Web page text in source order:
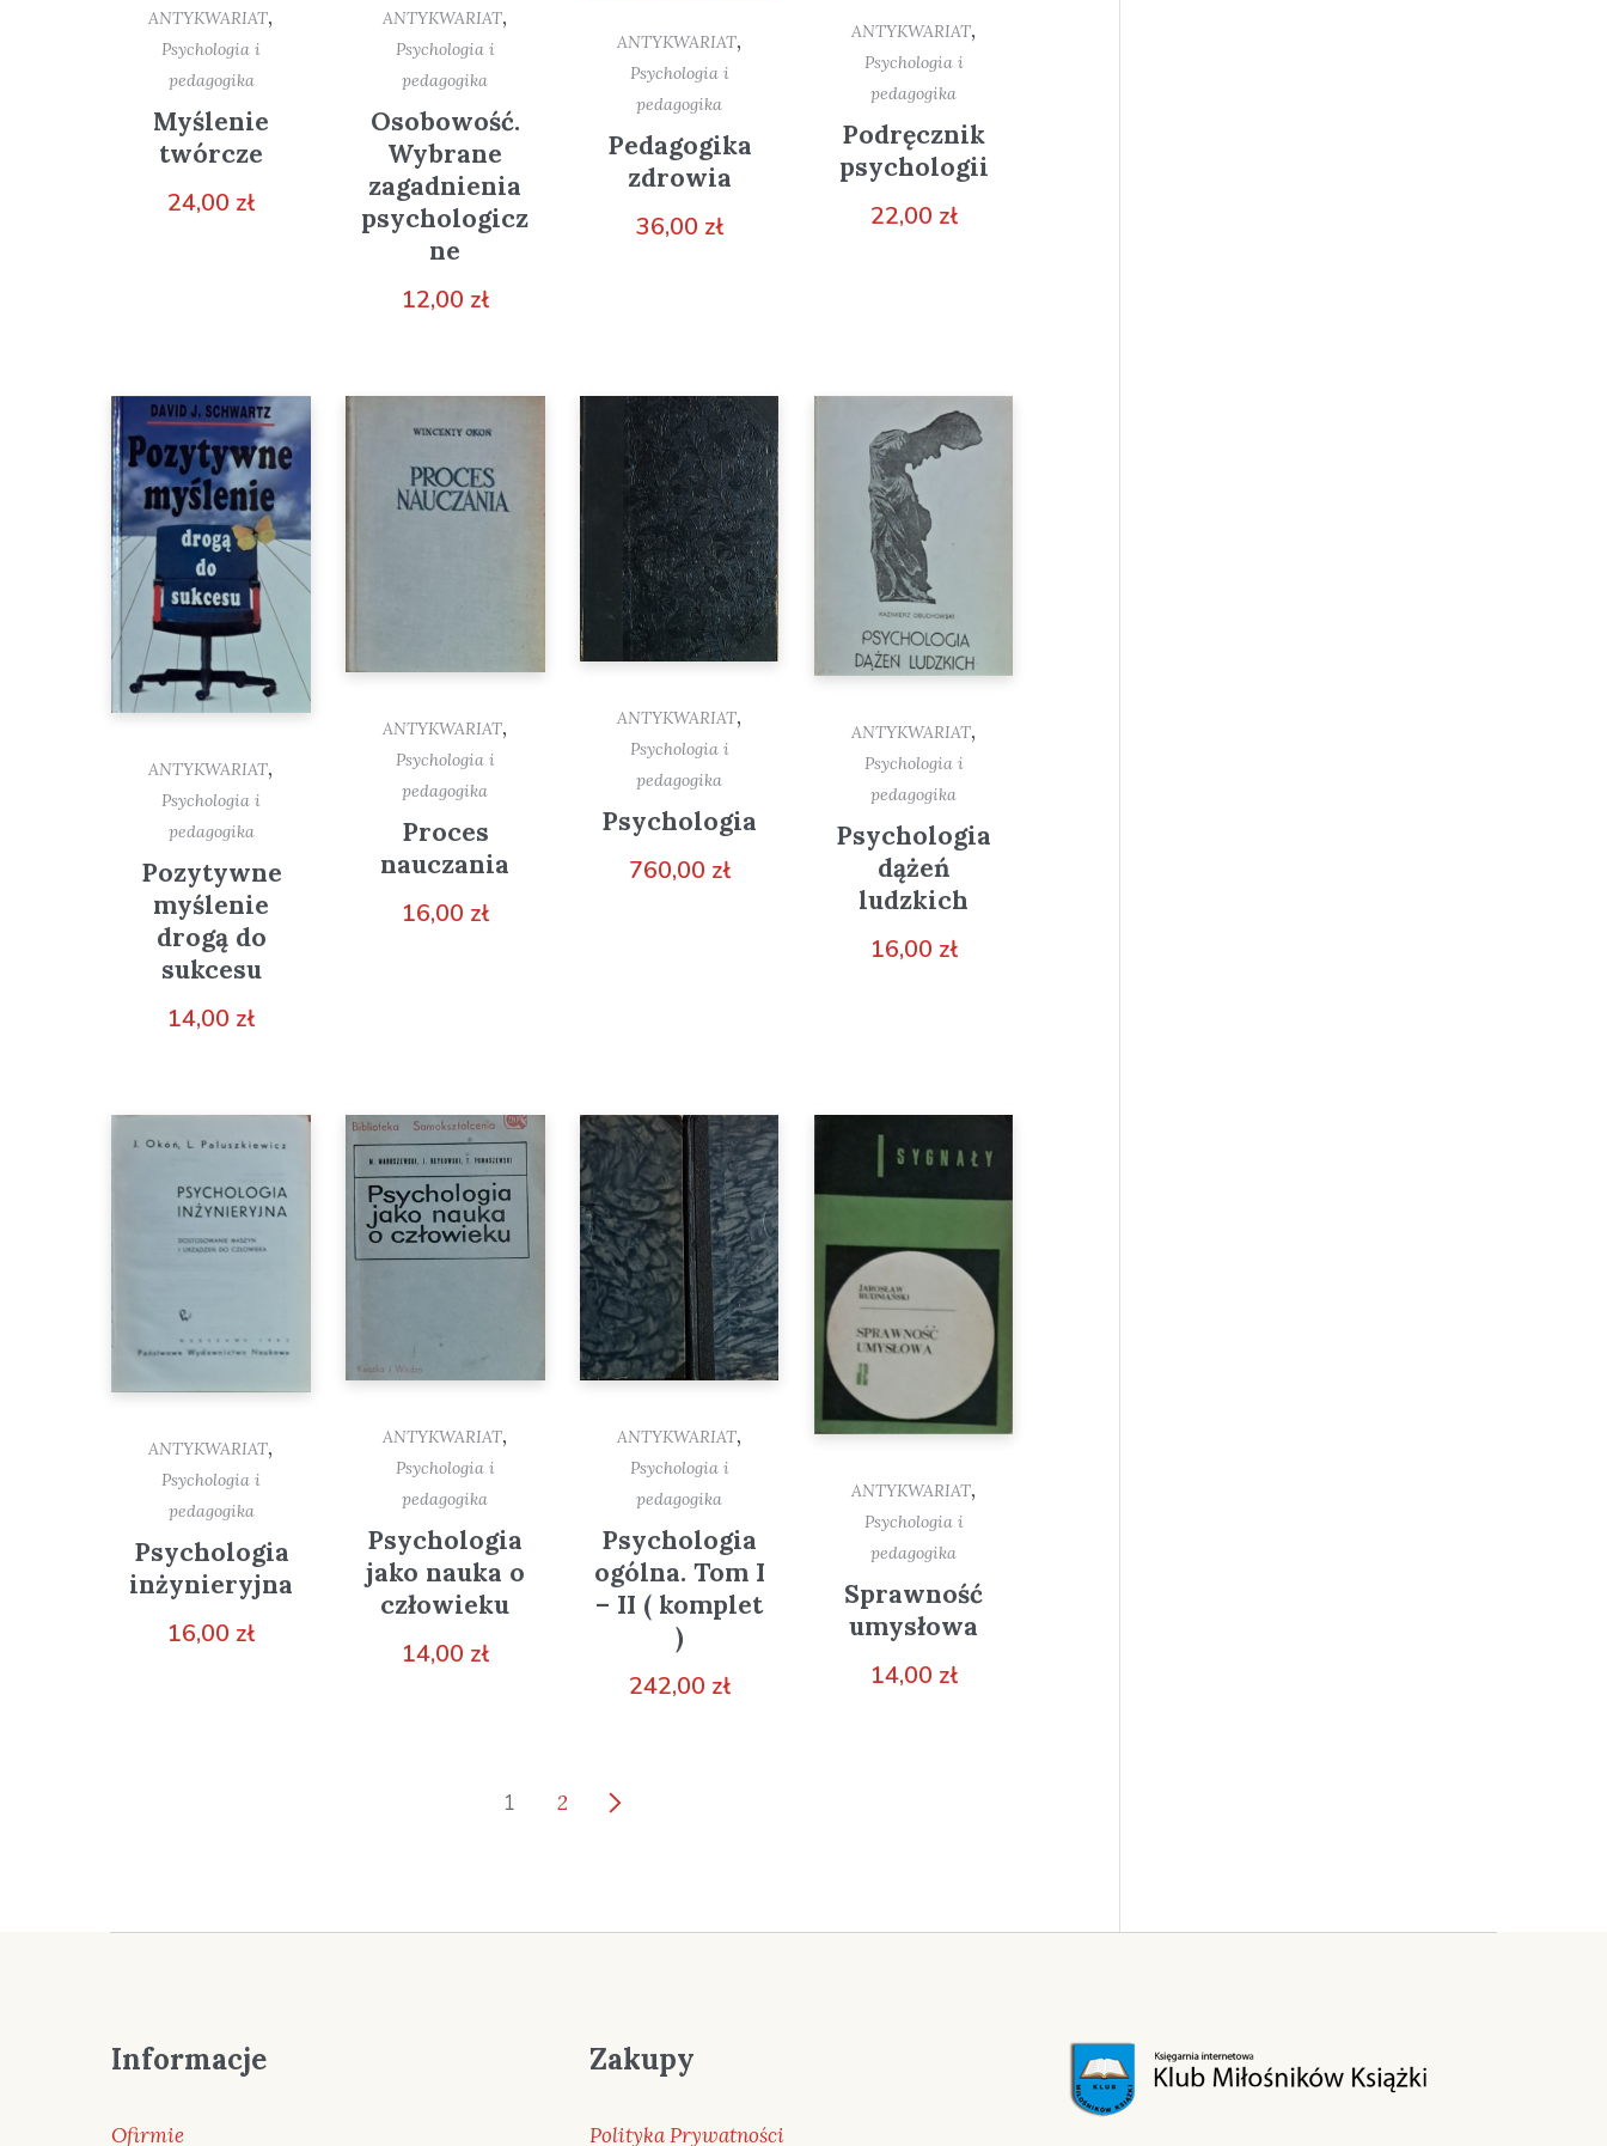
ANTYKWARIAT,
Psychologia i
pedagogika
Myślenie
twórcze
24,00 zł
ANTYKWARIAT,
Psychologia i
pedagogika
Osobowość.
Wybrane
zagadnienia
psychologicz
ne
12,00 zł
ANTYKWARIAT,
Psychologia i
pedagogika
Pedagogika
zdrowia
36,00 zł
ANTYKWARIAT,
Psychologia i
pedagogika
Podręcznik
psychologii
22,00 zł
ANTYKWARIAT,
Psychologia i
pedagogika
Pozytywne
myślenie
drogą do
sukcesu
14,00 zł
ANTYKWARIAT,
Psychologia i
pedagogika
Proces
nauczania
16,00 zł
ANTYKWARIAT,
Psychologia i
pedagogika
Psychologia
760,00 zł
ANTYKWARIAT,
Psychologia i
pedagogika
Psychologia
dążeń
ludzkich
16,00 zł
ANTYKWARIAT,
Psychologia i
pedagogika
Psychologia
inżynieryjna
16,00 zł
ANTYKWARIAT,
Psychologia i
pedagogika
Psychologia
jako nauka o
człowieku
14,00 zł
ANTYKWARIAT,
Psychologia i
pedagogika
Psychologia
ogólna. Tom I
– II ( komplet
)
242,00 zł
ANTYKWARIAT,
Psychologia i
pedagogika
Sprawność
umysłowa
14,00 zł
1 2
Informacje
Ofirmie
Zakupy
Polityka Prywatności